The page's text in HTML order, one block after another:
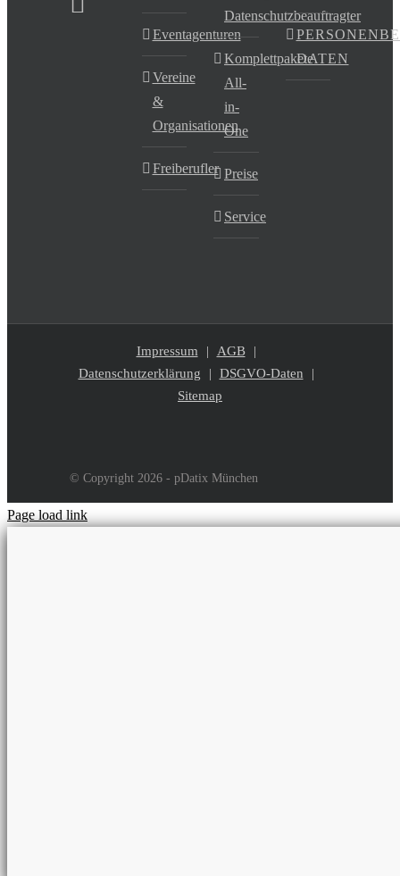
Eventagenturen
Vereine
&
Organisationen
Freiberufler
Datenschutzbeauftragter
Komplettpakete
All-
in-
One
Preise
Service
DATEN
Impressum
AGB
Datenschutzerklärung
DSGVO-Daten
Sitemap
© Copyright 2026 - pDatix München
Page load link